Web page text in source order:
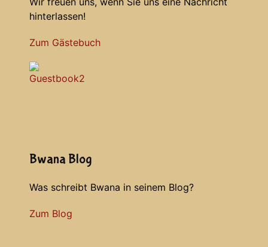
hinterlassen!
Zum Gästebuch
Bwana Blog
Was schreibt Bwana in seinem Blog?
Zum Blog